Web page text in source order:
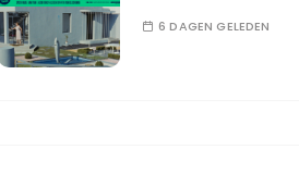
6 DAGEN GELEDEN